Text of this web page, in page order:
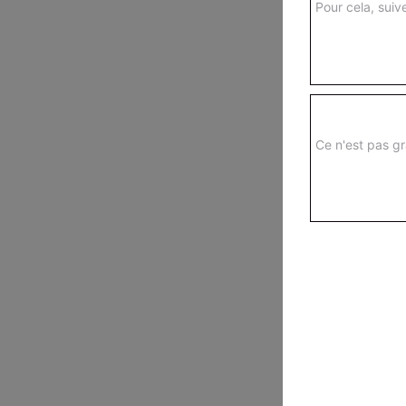
Pour cela,
Ce n'est pas